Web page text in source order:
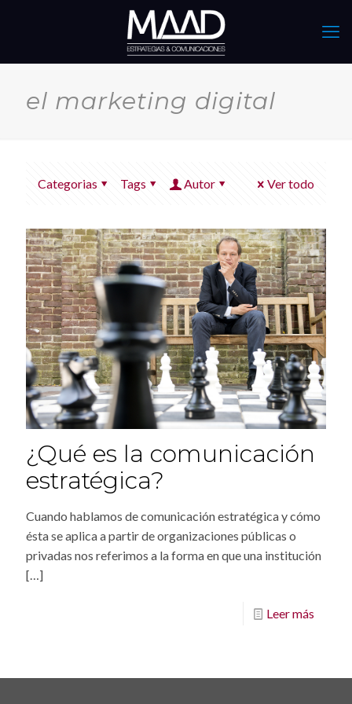
el marketing digital
Categorias Tags Autor Ver todo
¿Qué es la comunicación
estratégica?
Cuando hablamos de comunicación estratégica y cómo
ésta se aplica a partir de organizaciones públicas o
privadas nos referimos a la forma en que una institución
[…]
Leer más